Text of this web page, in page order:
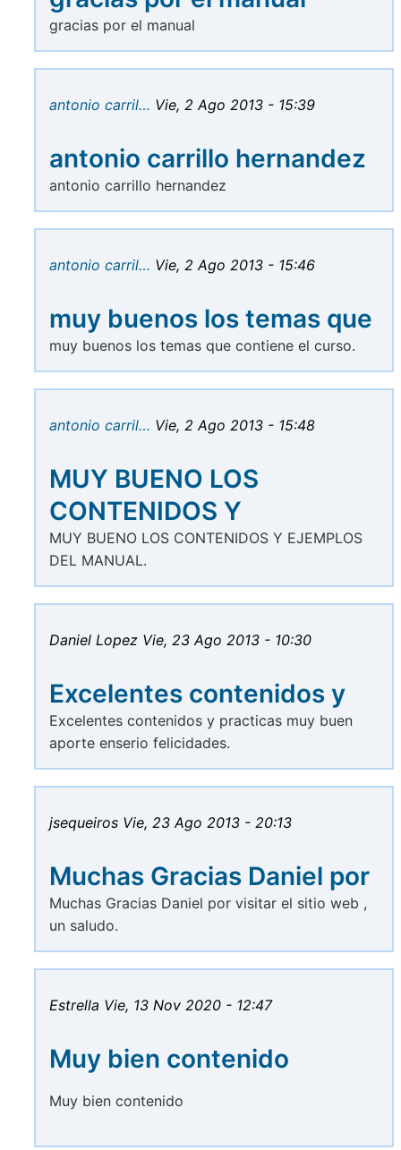
gracias por el manual
antonio carril… Vie, 2 Ago 2013 - 15:39
antonio carrillo hernandez
antonio carrillo hernandez
antonio carril… Vie, 2 Ago 2013 - 15:46
muy buenos los temas que
muy buenos los temas que contiene el curso.
antonio carril… Vie, 2 Ago 2013 - 15:48
MUY BUENO LOS
CONTENIDOS Y
MUY BUENO LOS CONTENIDOS Y EJEMPLOS
DEL MANUAL.
Daniel Lopez Vie, 23 Ago 2013 - 10:30
Excelentes contenidos y
Excelentes contenidos y practicas muy buen
aporte enserio felicidades.
jsequeiros Vie, 23 Ago 2013 - 20:13
Muchas Gracias Daniel por
Muchas Gracias Daniel por visitar el sitio web ,
un saludo.
Estrella Vie, 13 Nov 2020 - 12:47
Muy bien contenido
Muy bien contenido